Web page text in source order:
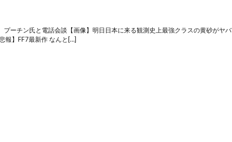
ーチン氏と電話会談【画像】明日日本に来る観測史上最強クラスの黄砂がヤバ
】FF7最新作 なんと[…]